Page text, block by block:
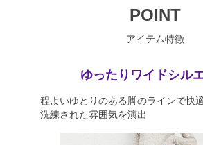
POINT
アイテム特徴
ゆったりワイドシル
程よいゆとりのある脚のラインで快
洗練された雰囲気を演出